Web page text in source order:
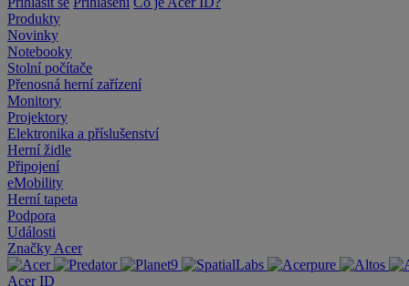
Produkty
Novinky
Notebooky
Stolní počítače
Přenosná herní zařízení
Monitory
Projektory
Elektronika a příslušenství
Herní židle
Připojení
eMobility
Herní tapeta
Podpora
Události
Značky Acer
Acer ID